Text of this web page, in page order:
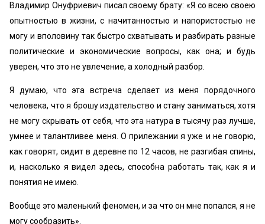
Владимир Онуфриевич писал своему брату: «Я со всею своею
опытностью в жизни, с начитанностью и напори­стостью не
могу и вполовину так быстро схватывать и разбирать разные
политические и экономические вопросы, как она; и будь
уверен, что это не увлечение, а холодный разбор.
Я думаю, что эта встреча сделает из меня порядоч­ного
человека, что я брошу издательство и стану зани­маться, хотя
не могу скрывать от себя, что эта натура в тысячу раз лучше,
умнее и талантливее меня. О приле­жании я уже и не говорю,
как говорят, сидит в деревне по 12 часов, не разгибая спины,
и, насколько я видел здесь, способна работать так, как я и
понятия не имею.
Вообще это маленький феномен, и за что он мне по­пался, я не
могу сообразить».